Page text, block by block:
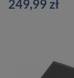
249,99 zł